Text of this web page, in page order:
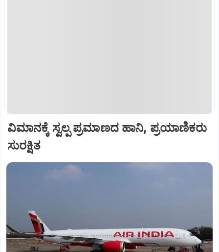
ವಿಮಾನಕ್ಕೆ ಸ್ವಲ್ಪ ಪ್ರಮಾಣದ ಹಾನಿ, ಪ್ರಯಾಣಿಕರು
ಸುರಕ್ಷಿತ